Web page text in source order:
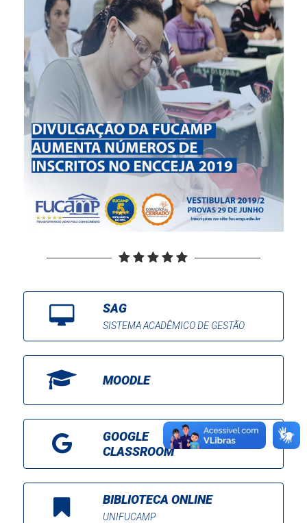
SAG
SISTEMA ACADÊMICO DE GESTÃO
MOODLE
GOOGLE
CLASSROOM
BIBLIOTECA ONLINE
UNIFUCAMP